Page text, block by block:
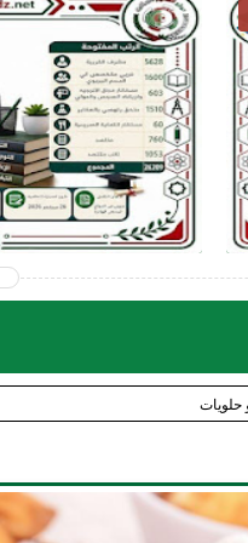
2026-07-28
ecoledz.net
حلويات